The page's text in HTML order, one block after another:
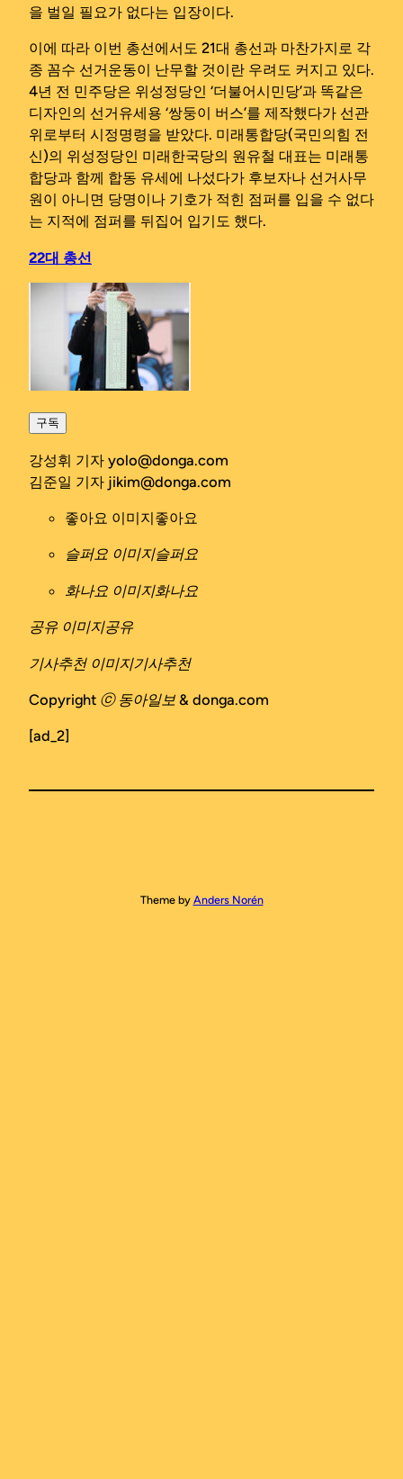
을 벌일 필요가 없다는 입장이다.
이에 따라 이번 총선에서도 21대 총선과 마찬가지로 각
종 꼼수 선거운동이 난무할 것이란 우려도 커지고 있다.
4년 전 민주당은 위성정당인 ‘더불어시민당’과 똑같은
디자인의 선거유세용 ‘쌍둥이 버스’를 제작했다가 선관
위로부터 시정명령을 받았다. 미래통합당(국민의힘 전
신)의 위성정당인 미래한국당의 원유철 대표는 미래통
합당과 함께 합동 유세에 나섰다가 후보자나 선거사무
원이 아니면 당명이나 기호가 적힌 점퍼를 입을 수 없다
는 지적에 점퍼를 뒤집어 입기도 했다.
22대 총선
구독
강성휘 기자 yolo@donga.com
김준일 기자 jikim@donga.com
좋아요 이미지좋아요
슬퍼요 이미지슬퍼요
화나요 이미지화나요
공유 이미지공유
기사추천 이미지기사추천
Copyright ⓒ 동아일보 & donga.com
[ad_2]
Theme by Anders Norén